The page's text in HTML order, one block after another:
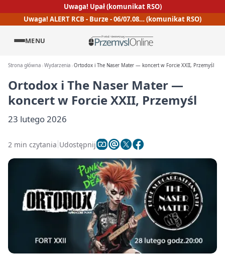
Uwaga! Upał (komunikat RSO)
Uwaga! ALERT RCB - Burze - 06/07.08… (komunikat RSO)
MENU
Strona główna Wydarzenia Ortodox i The Naser Mater — koncert w Forcie XXII, Przemyśl
Ortodox i The Naser Mater —
koncert w Forcie XXII, Przemyśl
23 lutego 2026
2 min czytania Udostępnij